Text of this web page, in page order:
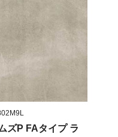
ズP FAタイプ ラ